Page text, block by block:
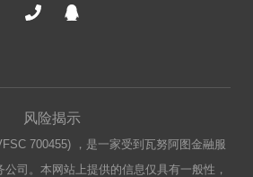
风险揭示
700455) ，是一家受到瓦努阿图金融服
司。本网站上提供的信息仅具有一般性，